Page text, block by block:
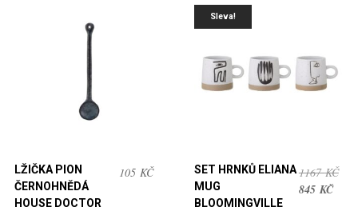
LŽIČKA PION
ČERNOHNĚDÁ
HOUSE DOCTOR
105KČ
Sleva!
SET HRNKŮ ELIANA
MUG
BLOOMINGVILLE
1167KČ
845 KČ